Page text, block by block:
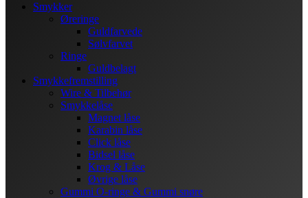
Smykker
Øreringe
Guldfarvede
Sølvfarvet
Ringe
Guldbelagt
Smykkefremstilling
Wire & Tilbehør
Smykkelåse
Magnet låse
Karabin låse
Click låse
Bidsel låse
Krog & Låse
Øvrige låse
Gummi O-ringe & Gummi snøre